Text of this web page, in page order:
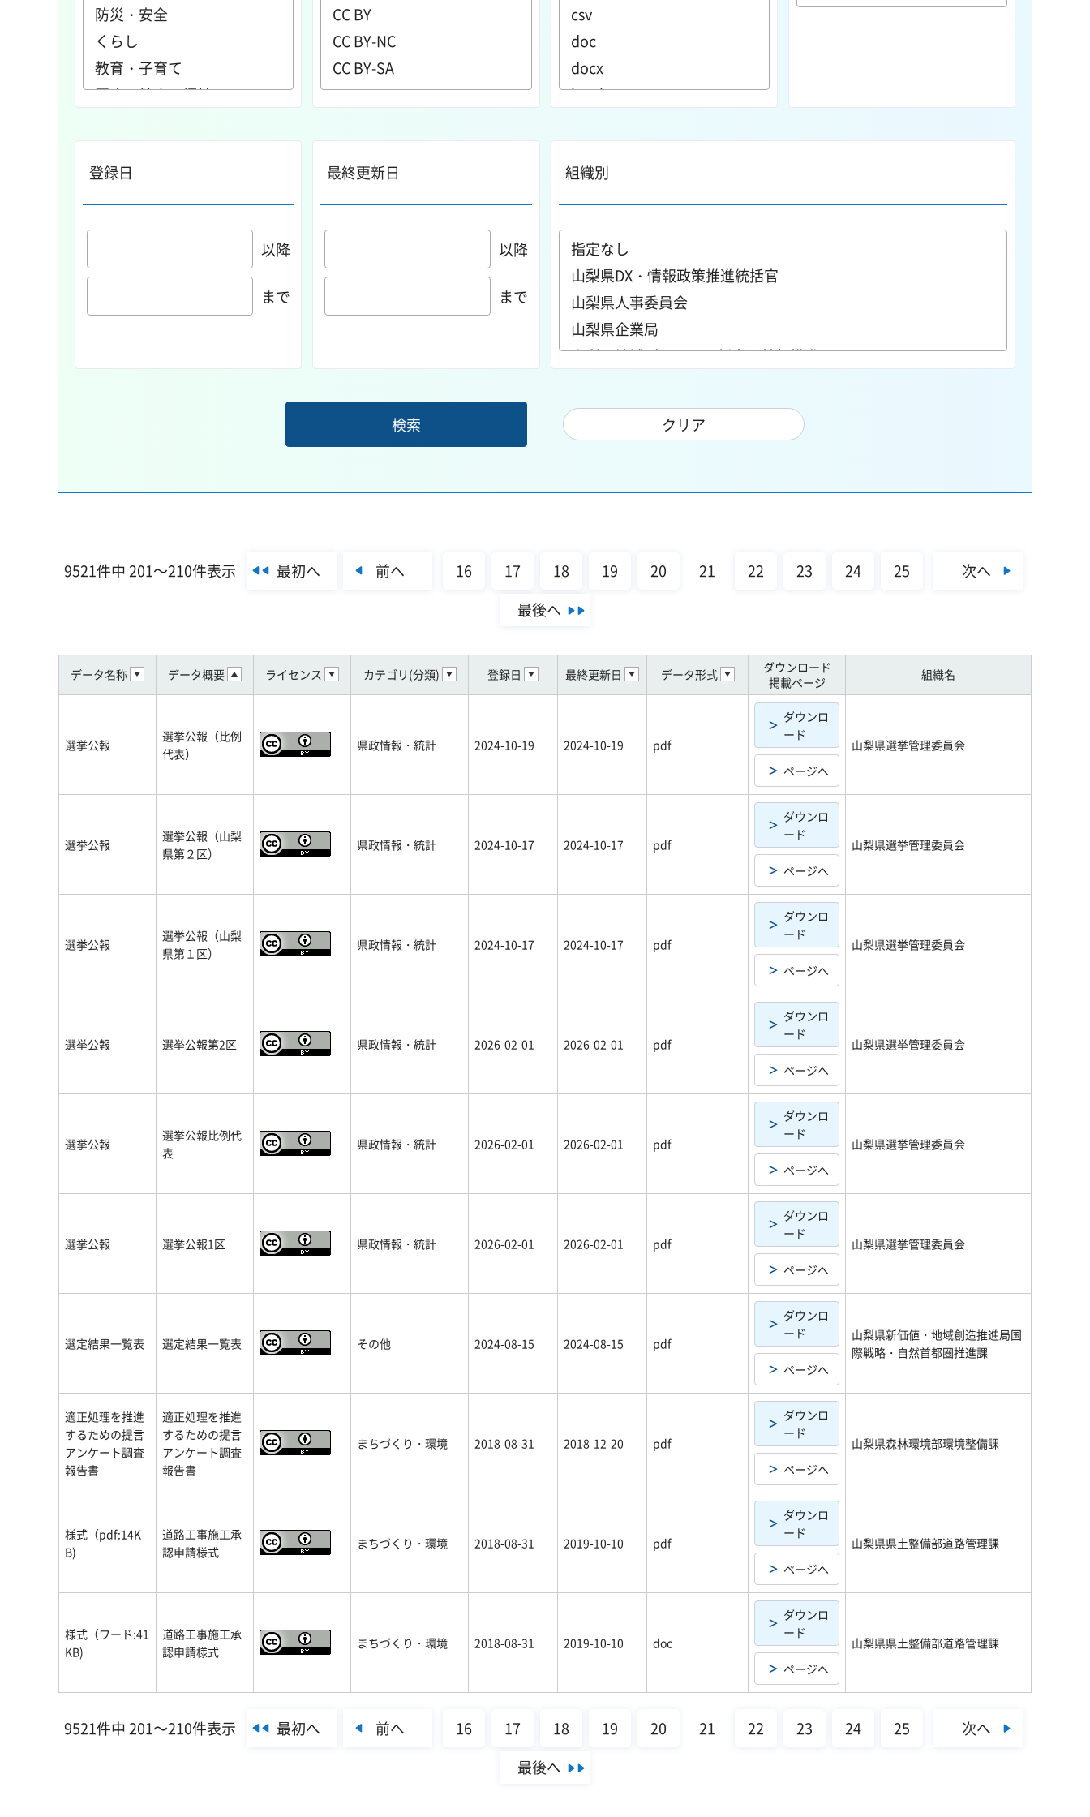
登録日
以降
まで
最終更新日
以降
まで
組織別
9521件中 201～210件表示 最初へ 前へ 16 17 18 19 20 21 22 23 24 25
次へ
最後へ
データ名称 データ概要 ライセンス カテゴリ(分類) 登録日 最終更新日 データ形式
ダウンロード
掲載ページ
組織名
選挙公報
選挙公報（比例
代表）
県政情報・統計 2024-10-19 2024-10-19 pdf
ダウンロ
ード
ページへ
山梨県選挙管理委員会
選挙公報
選挙公報（山梨
県第２区）
県政情報・統計 2024-10-17 2024-10-17 pdf
ダウンロ
ード
ページへ
山梨県選挙管理委員会
選挙公報
選挙公報（山梨
県第１区）
県政情報・統計 2024-10-17 2024-10-17 pdf
ダウンロ
ード
ページへ
山梨県選挙管理委員会
選挙公報 選挙公報第2区 県政情報・統計 2026-02-01 2026-02-01 pdf
ダウンロ
ード
ページへ
山梨県選挙管理委員会
選挙公報
選挙公報比例代
表
県政情報・統計 2026-02-01 2026-02-01 pdf
ダウンロ
ード
ページへ
山梨県選挙管理委員会
選挙公報 選挙公報1区 県政情報・統計 2026-02-01 2026-02-01 pdf
ダウンロ
ード
ページへ
山梨県選挙管理委員会
選定結果一覧表 選定結果一覧表 その他 2024-08-15 2024-08-15 pdf
ダウンロ
ード
ページへ
山梨県新価値・地域創造推進局国
際戦略・自然首都圏推進課
適正処理を推進
するための提言
アンケート調査
報告書
適正処理を推進
するための提言
アンケート調査
報告書
まちづくり・環境 2018-08-31 2018-12-20 pdf
ダウンロ
ード
ページへ
山梨県森林環境部環境整備課
様式（pdf:14K
B)
道路工事施工承
認申請様式
まちづくり・環境 2018-08-31 2019-10-10 pdf
ダウンロ
ード
ページへ
山梨県県土整備部道路管理課
様式（ワード:41
KB)
道路工事施工承
認申請様式
まちづくり・環境 2018-08-31 2019-10-10 doc
ダウンロ
ード
ページへ
山梨県県土整備部道路管理課
9521件中 201～210件表示 最初へ 前へ 16 17 18 19 20 21 22 23 24 25
次へ
最後へ